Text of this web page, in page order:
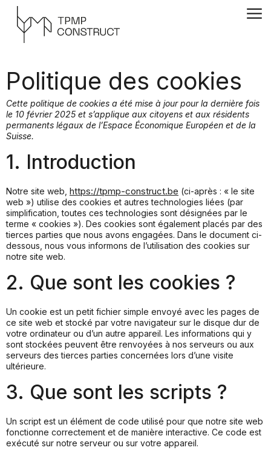
Politique des cookies
Cette politique de cookies a été mise à jour pour la dernière fois
le 10 février 2025 et s’applique aux citoyens et aux résidents
permanents légaux de l’Espace Économique Européen et de la
Suisse.
1. Introduction
Notre site web, https://tpmp-construct.be (ci-après : « le site
web ») utilise des cookies et autres technologies liées (par
simplification, toutes ces technologies sont désignées par le
terme « cookies »). Des cookies sont également placés par des
tierces parties que nous avons engagées. Dans le document ci-
dessous, nous vous informons de l’utilisation des cookies sur
notre site web.
2. Que sont les cookies ?
Un cookie est un petit fichier simple envoyé avec les pages de
ce site web et stocké par votre navigateur sur le disque dur de
votre ordinateur ou d’un autre appareil. Les informations qui y
sont stockées peuvent être renvoyées à nos serveurs ou aux
serveurs des tierces parties concernées lors d’une visite
ultérieure.
3. Que sont les scripts ?
Un script est un élément de code utilisé pour que notre site web
fonctionne correctement et de manière interactive. Ce code est
exécuté sur notre serveur ou sur votre appareil.